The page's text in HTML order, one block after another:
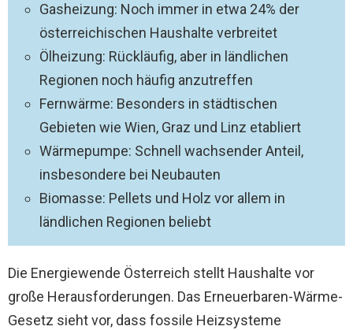
Gasheizung: Noch immer in etwa 24% der
österreichischen Haushalte verbreitet
Ölheizung: Rückläufig, aber in ländlichen
Regionen noch häufig anzutreffen
Fernwärme: Besonders in städtischen
Gebieten wie Wien, Graz und Linz etabliert
Wärmepumpe: Schnell wachsender Anteil,
insbesondere bei Neubauten
Biomasse: Pellets und Holz vor allem in
ländlichen Regionen beliebt
Die Energiewende Österreich stellt Haushalte vor
große Herausforderungen. Das Erneuerbaren-Wärme-
Gesetz sieht vor, dass fossile Heizsysteme